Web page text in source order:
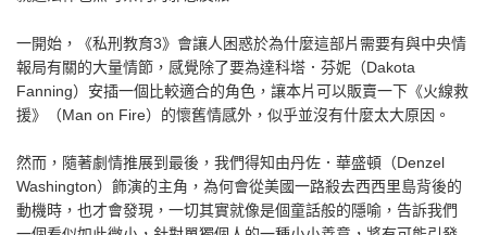
一開始，《私刑教育3》會讓人困惑於為什麼這部片需要有與中央情
報局有關的大量情節，感覺除了要為達科塔．芬妮（Dakota
Fanning）安插一個比較適合的角色，讓本片可以販賣一下《火線救
援》（Man on Fire）的懷舊情感外，似乎並沒有什麼太大原因。
然而，隨著劇情推展到最後，我們得知由丹佐．華盛頓（Denzel
Washington）飾演的主角，為何會從美國一路殺去西西里島背後的
動機時，也才會發現，一切其實就像是個童話般的隱喻，告訴我們